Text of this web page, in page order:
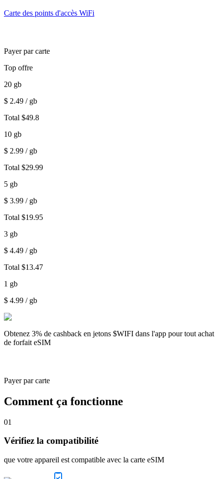
Carte des points d'accès WiFi
Payer par carte
Top offre
20 gb
$ 2.49 / gb
Total $49.8
10 gb
$ 2.99 / gb
Total $29.99
5 gb
$ 3.99 / gb
Total $19.95
3 gb
$ 4.49 / gb
Total $13.47
1 gb
$ 4.99 / gb
Obtenez 3% de cashback en jetons $WIFI dans l'app pour tout achat
de forfait eSIM
Payer par carte
Comment ça fonctionne
01
Vérifiez la compatibilité
que votre appareil est compatible avec la carte eSIM